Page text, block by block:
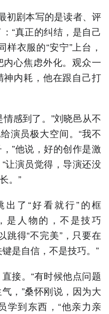
初剧本写的是读者、评
“真正的纠结，是自己
衣服的“安宁”上台，
心焦虑外化。观众一
内耗，他在跟自己打
感到了。”刘晓邑从不
演员极大空间。“我不
”他说，好的创作是激
让演员觉得，导演还没
。”
了“好看就行”的框
是人物的，不是技巧
跳得“不完美”，只要在
是自信，不是技巧。”
接。“有时候他点问题
，”桑怀刚说，因为大
学到东西，“他亲力亲